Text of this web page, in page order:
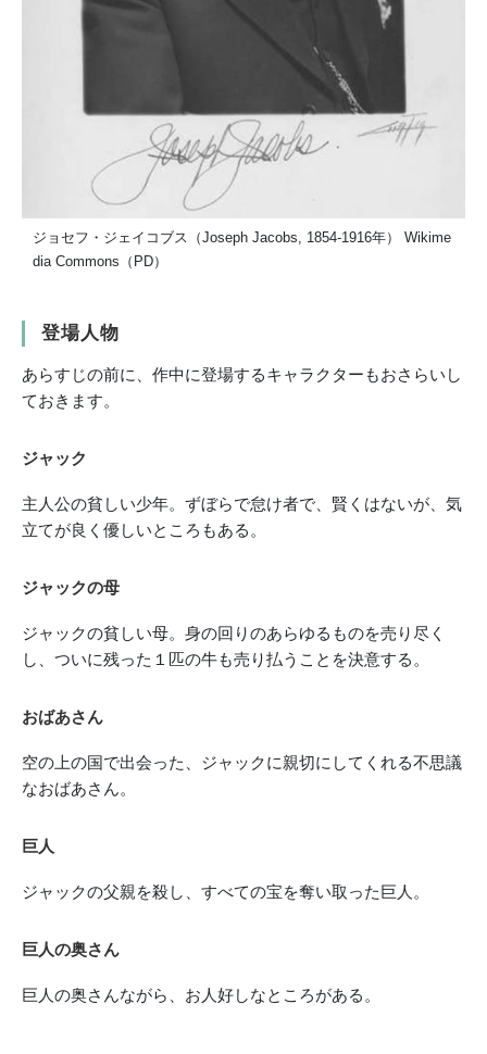
ジョセフ・ジェイコブス（Joseph Jacobs, 1854-1916年） Wikime
dia Commons（PD）
登場人物
あらすじの前に、作中に登場するキャラクターもおさらいし
ておきます。
ジャック
主人公の貧しい少年。ずぼらで怠け者で、賢くはないが、気
立てが良く優しいところもある。
ジャックの母
ジャックの貧しい母。身の回りのあらゆるものを売り尽く
し、ついに残った１匹の牛も売り払うことを決意する。
おばあさん
空の上の国で出会った、ジャックに親切にしてくれる不思議
なおばあさん。
巨人
ジャックの父親を殺し、すべての宝を奪い取った巨人。
巨人の奥さん
巨人の奥さんながら、お人好しなところがある。